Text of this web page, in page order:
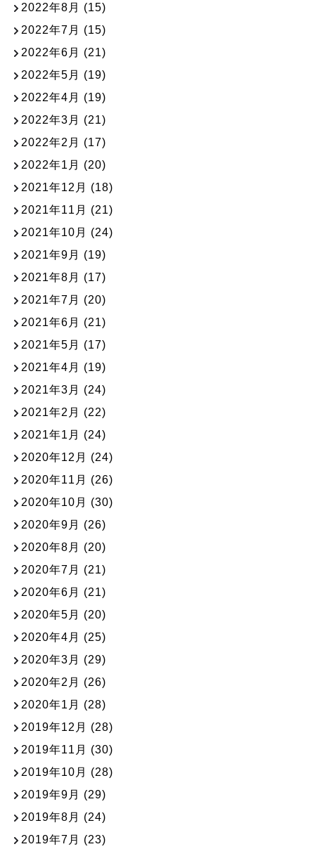
2022年8月 (15)
2022年7月 (15)
2022年6月 (21)
2022年5月 (19)
2022年4月 (19)
2022年3月 (21)
2022年2月 (17)
2022年1月 (20)
2021年12月 (18)
2021年11月 (21)
2021年10月 (24)
2021年9月 (19)
2021年8月 (17)
2021年7月 (20)
2021年6月 (21)
2021年5月 (17)
2021年4月 (19)
2021年3月 (24)
2021年2月 (22)
2021年1月 (24)
2020年12月 (24)
2020年11月 (26)
2020年10月 (30)
2020年9月 (26)
2020年8月 (20)
2020年7月 (21)
2020年6月 (21)
2020年5月 (20)
2020年4月 (25)
2020年3月 (29)
2020年2月 (26)
2020年1月 (28)
2019年12月 (28)
2019年11月 (30)
2019年10月 (28)
2019年9月 (29)
2019年8月 (24)
2019年7月 (23)